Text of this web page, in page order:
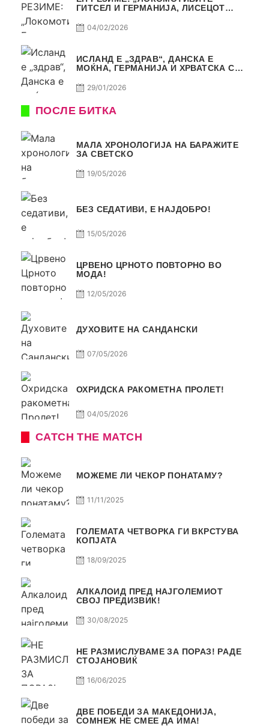
ГИТСЕЛ И ГЕРМАНИЈА, ЛИСЕЦОТ
04/02/2026
ИСЛАНД Е „ЗДРАВ“, ДАНСКА Е
МОЌНА, ГЕРМАНИЈА И ХРВАТСКА СЕ
29/01/2026
ПОСЛЕ БИТКА
МАЛА ХРОНОЛОГИЈА НА БАРАЖИТЕ
ЗА СВЕТСКО
19/05/2026
БЕЗ СЕДАТИВИ, Е НАЈДОБРО!
15/05/2026
ЦРВЕНО ЦРНОТО ПОВТОРНО ВО
МОДА!
12/05/2026
ДУХОВИТЕ НА САНДАНСКИ
07/05/2026
ОХРИДСКА РАКОМЕТНА ПРОЛЕТ!
04/05/2026
CATCH THE MATCH
МОЖЕМЕ ЛИ ЧЕКОР ПОНАТАМУ?
11/11/2025
ГОЛЕМАТА ЧЕТВОРКА ГИ ВКРСТУВА
КОПЈАТА
18/09/2025
АЛКАЛОИД ПРЕД НАЈГОЛЕМИОТ
СВОЈ ПРЕДИЗВИК!
30/08/2025
НЕ РАЗМИСЛУВАМЕ ЗА ПОРАЗ! РАДЕ
СТОЈАНОВИЌ
16/06/2025
ДВЕ ПОБЕДИ ЗА МАКЕДОНИЈА,
СОМНЕЖ НЕ СМЕЕ ДА ИМА!